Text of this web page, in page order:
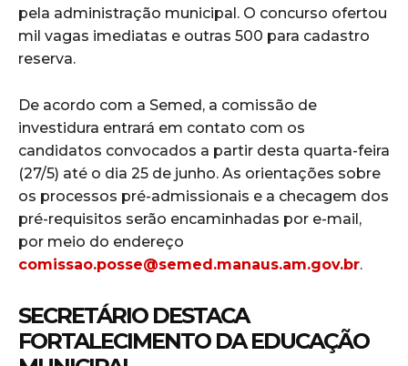
pela administração municipal. O concurso ofertou
mil vagas imediatas e outras 500 para cadastro
reserva.
De acordo com a Semed, a comissão de
investidura entrará em contato com os
candidatos convocados a partir desta quarta-feira
(27/5) até o dia 25 de junho. As orientações sobre
os processos pré-admissionais e a checagem dos
pré-requisitos serão encaminhadas por e-mail,
por meio do endereço
comissao.posse@semed.manaus.am.gov.br.
SECRETÁRIO DESTACA
FORTALECIMENTO DA EDUCAÇÃO